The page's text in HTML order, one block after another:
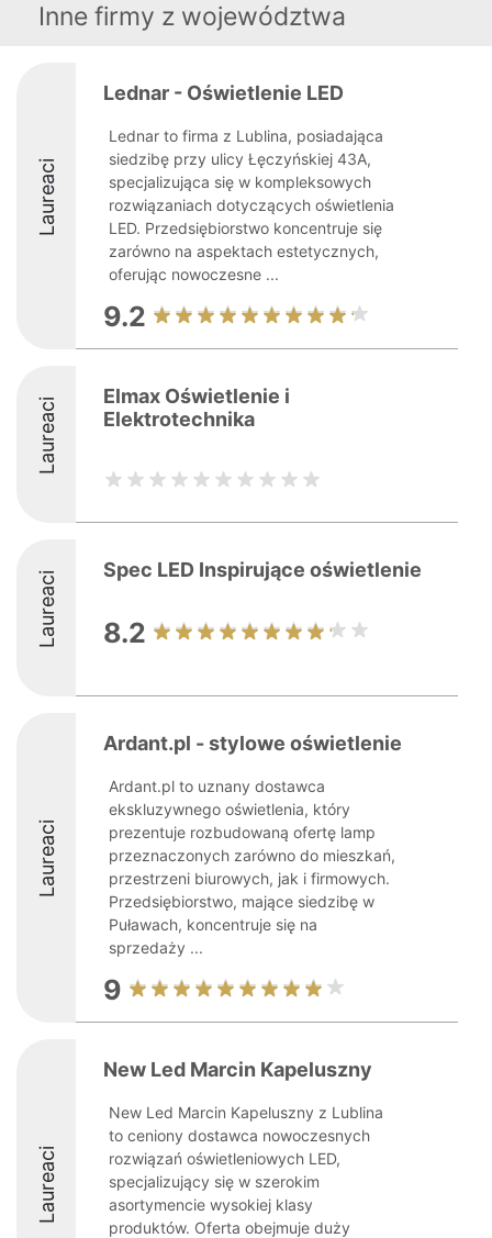
Inne firmy z województwa
Laureaci
Lednar - Oświetlenie LED
Lednar to firma z Lublina, posiadająca
siedzibę przy ulicy Łęczyńskiej 43A,
specjalizująca się w kompleksowych
rozwiązaniach dotyczących oświetlenia
LED. Przedsiębiorstwo koncentruje się
zarówno na aspektach estetycznych,
oferując nowoczesne ...
9.2
Laureaci
Elmax Oświetlenie i
Elektrotechnika
Laureaci Spec LED Inspirujące oświetlenie
8.2
Laureaci
Ardant.pl - stylowe oświetlenie
Ardant.pl to uznany dostawca
ekskluzywnego oświetlenia, który
prezentuje rozbudowaną ofertę lamp
przeznaczonych zarówno do mieszkań,
przestrzeni biurowych, jak i firmowych.
Przedsiębiorstwo, mające siedzibę w
Puławach, koncentruje się na
sprzedaży ...
9
Laureaci
New Led Marcin Kapeluszny
New Led Marcin Kapeluszny z Lublina
to ceniony dostawca nowoczesnych
rozwiązań oświetleniowych LED,
specjalizujący się w szerokim
asortymencie wysokiej klasy
produktów. Oferta obejmuje duży